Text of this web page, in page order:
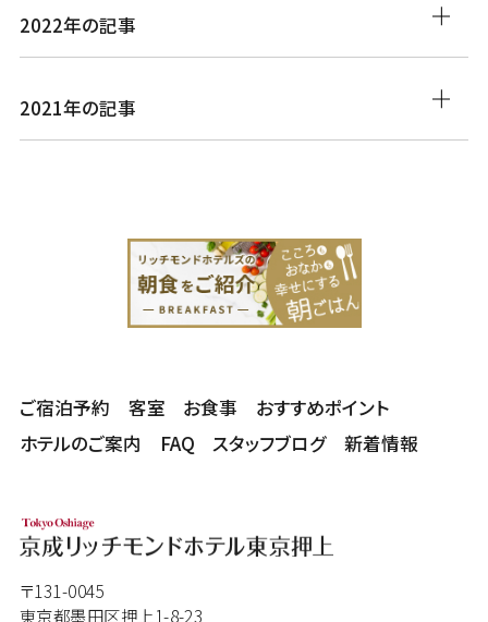
2022年の記事
2021年の記事
ご宿泊予約 客室 お食事
おすすめポイント
ホテルのご案内
FAQ スタッフブログ 新着情報
〒131-0045
東京都墨田区押上1-8-23